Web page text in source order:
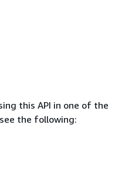
this API in one of the
the following: